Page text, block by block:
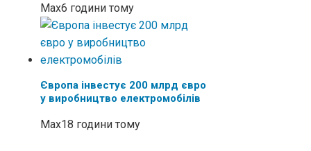
Max6 години тому
Європа інвестує 200 млрд євро
у виробництво електромобілів
Max18 години тому